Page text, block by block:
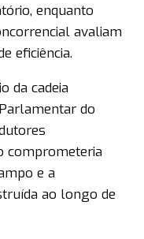
enquanto
avaliam
eficiência.
da cadeia
do
comprometeria
e a
ao longo de